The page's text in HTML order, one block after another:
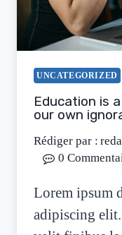
UNCATEGORIZED
Education is
our own
Rédiger par : reda
0
Lorem ipsum
adipiscing elit.